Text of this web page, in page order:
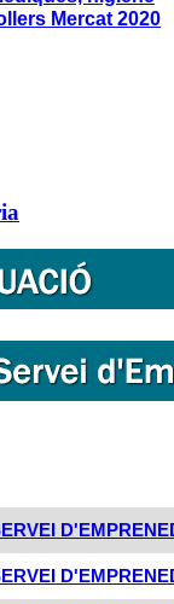
Mercat 2020